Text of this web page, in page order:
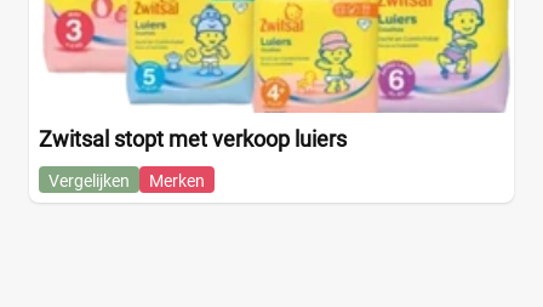
Zwitsal stopt met verkoop luiers
Vergelijken Merken